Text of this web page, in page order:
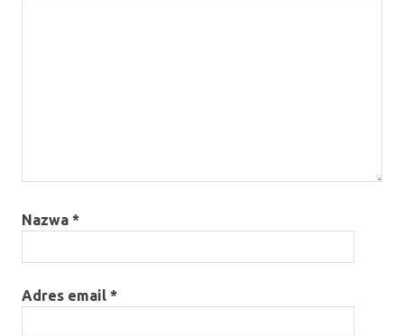
Nazwa *
Adres email *